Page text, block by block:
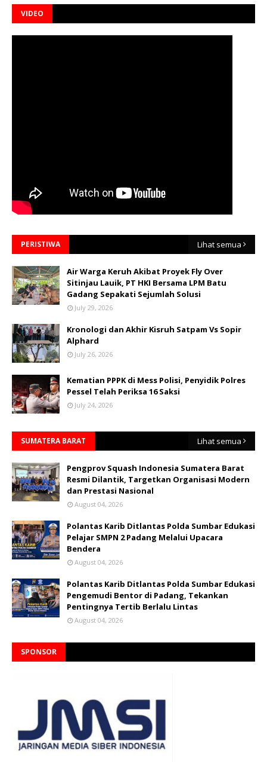
VIDEO
PERISTIWA Lihat semua
Air Warga Keruh Akibat Proyek Fly Over
Sitinjau Lauik, PT HKI Bersama LPM Batu
Gadang Sepakati Sejumlah Solusi
July 29, 2026
Kronologi dan Akhir Kisruh Satpam Vs Sopir
Alphard
July 26, 2026
Kematian PPPK di Mess Polisi, Penyidik Polres
Pessel Telah Periksa 16 Saksi
July 24, 2026
SUMATERA BARAT Lihat semua
Pengprov Squash Indonesia Sumatera Barat
Resmi Dilantik, Targetkan Organisasi Modern
dan Prestasi Nasional
August 04, 2026
Polantas Karib Ditlantas Polda Sumbar Edukasi
Pelajar SMPN 2 Padang Melalui Upacara
Bendera
August 04, 2026
Polantas Karib Ditlantas Polda Sumbar Edukasi
Pengemudi Bentor di Padang, Tekankan
Pentingnya Tertib Berlalu Lintas
August 04, 2026
SPONSOR